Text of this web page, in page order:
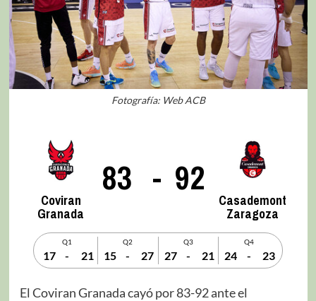
Fotografía: Web ACB
Coviran
Granada
83 - 92
Casademont
Zaragoza
Q1
17 - 21
Q2
15 - 27
Q3
27 - 21
Q4
24 - 23
El Coviran Granada cayó por 83-92 ante el